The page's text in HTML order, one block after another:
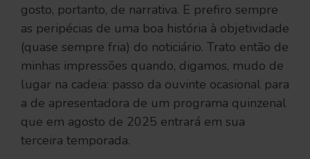
gosto, portanto, de narrativa. E prefiro sempre
as peripécias de uma boa história à objetividade
(quase sempre fria) do noticiário. Trato então de
minhas impressões quando, digamos, mudo de
lugar na cadeia: passo da ouvinte ocasional para
a de apresentadora de um programa quinzenal
que em agosto de 2025 entrará em sua
terceira temporada.